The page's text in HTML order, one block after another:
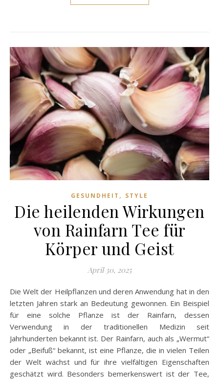
GESUNDHEIT , STYLE
Die heilenden Wirkungen
von Rainfarn Tee für
Körper und Geist
April 30, 2025
Die Welt der Heilpflanzen und deren Anwendung hat in den
letzten Jahren stark an Bedeutung gewonnen. Ein Beispiel
für eine solche Pflanze ist der Rainfarn, dessen
Verwendung in der traditionellen Medizin seit
Jahrhunderten bekannt ist. Der Rainfarn, auch als „Wermut“
oder „Beifuß“ bekannt, ist eine Pflanze, die in vielen Teilen
der Welt wächst und für ihre vielfältigen Eigenschaften
geschätzt wird. Besonders bemerkenswert ist der Tee,